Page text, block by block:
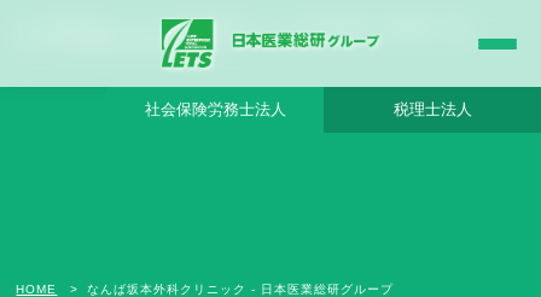
なんば坂本外科クリニック - 日本医業総研グループ |日本医業総研｜医院開業・承継・
クリニック経営支援・医療モール開発
社会保険労務士法人 税理士法人
HOME なんば坂本外科クリニック - 日本医業総研グループ